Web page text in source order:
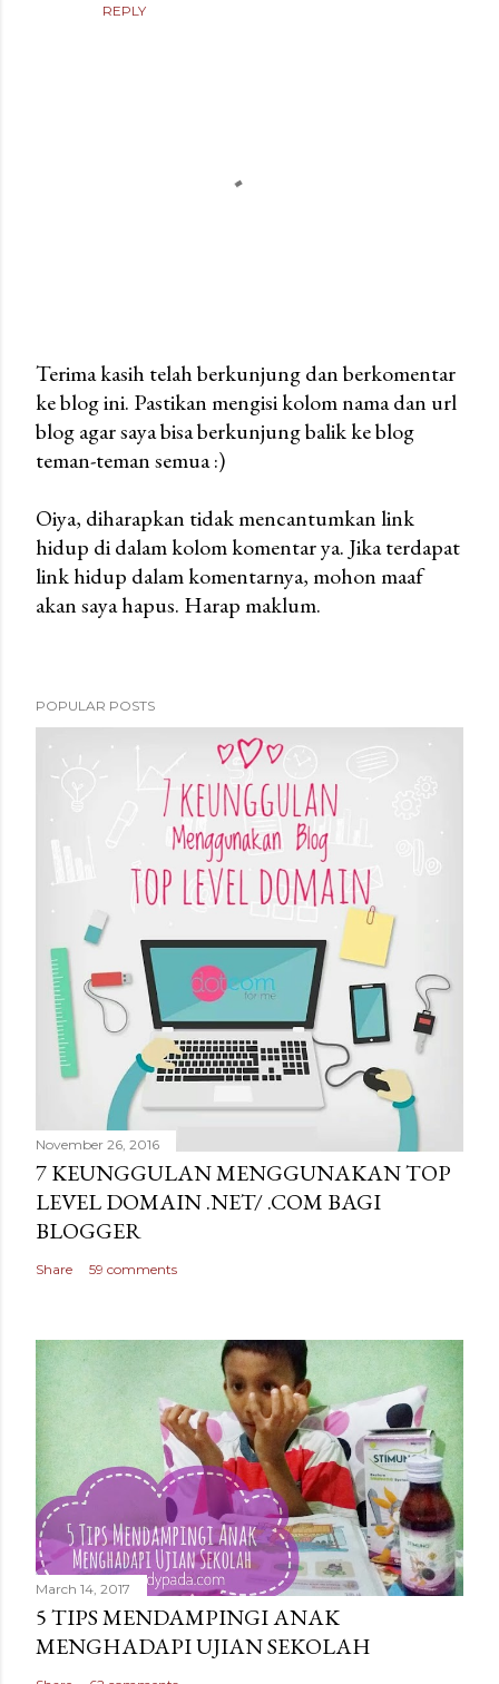
REPLY
P
o
s
a
C
o
m
t
Terima kasih telah berkunjung dan berkomentar
ke blog ini. Pastikan mengisi kolom nama dan url
blog agar saya bisa berkunjung balik ke blog
teman-teman semua :)
Oiya, diharapkan tidak mencantumkan link
hidup di dalam kolom komentar ya. Jika terdapat
link hidup dalam komentarnya, mohon maaf
akan saya hapus. Harap maklum.
POPULAR POSTS
November 26, 2016
7 KEUNGGULAN MENGGUNAKAN TOP
LEVEL DOMAIN .NET/ .COM BAGI
BLOGGER
Share 59 comments
March 14, 2017
5 TIPS MENDAMPINGI ANAK
MENGHADAPI UJIAN SEKOLAH